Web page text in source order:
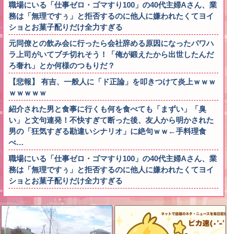
職場にいる「仕事ゼロ・ゴマすり100」の40代主婦Aさん、業
務は「無理ですぅ」と拒否するのに他人に嫌われたくてヨイ
ショとお菓子配りだけ全力すぎる
元同僚との飲み会に行ったら会社辞める原因になったパワハ
ラ上司がいてブチ切れそう！「俺が鍛えたから出世したんだ
ろ奢れ」とか何様のつもりだ？
【悲報】 有吉、一般人に「ド正論」を叩きつけて炎上ｗｗｗ
ｗｗｗｗｗ
紹介された男と食事に行くも何を食べても「まずい」「臭
い」と文句連発！不快すぎて断った後、友人から明かされた
男の「狂気すぎる勘違いシナリオ」に絶句ｗｗ←手料理食
べ…
職場にいる「仕事ゼロ・ゴマすり100」の40代主婦Aさん、業
務は「無理ですぅ」と拒否するのに他人に嫌われたくてヨイ
ショとお菓子配りだけ全力すぎる